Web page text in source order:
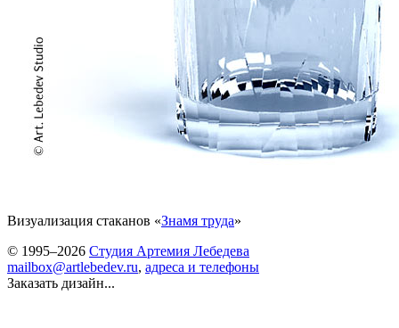
Визуализация стаканов «Знамя труда»
© 1995–2026 Студия Артемия Лебедева
mailbox@artlebedev.ru, адреса и телефоны
Заказать дизайн...